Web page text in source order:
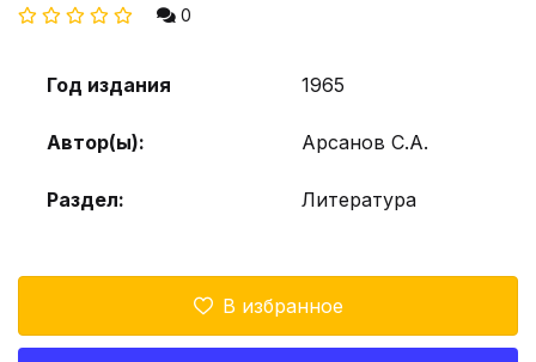
0
Год издания 1965
Автор(ы): Арсанов С.А.
Раздел: Литература
В избранное